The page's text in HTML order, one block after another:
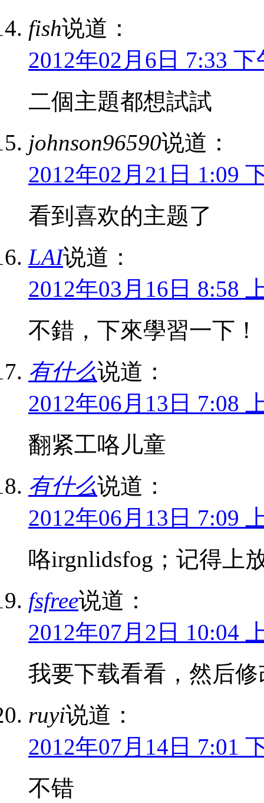
fish说道：
2012年02月6日 7:33 下
二個主題都想試試
johnson96590说道：
2012年02月21日 1:09
看到喜欢的主题了
LAI说道：
2012年03月16日 8:58
不錯，下來學習一下！
有什么说道：
2012年06月13日 7:08
翻紧工咯儿童
有什么说道：
2012年06月13日 7:09
咯irgnlidsfog；记得上
fsfree说道：
2012年07月2日 10:04
我要下载看看，然后
ruyi说道：
2012年07月14日 7:01
不错